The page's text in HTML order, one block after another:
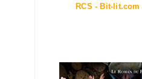
RCS - Bit-lit.com